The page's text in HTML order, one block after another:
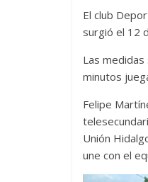
El club
surgió el 12
Las
minutos
Felipe
Unión
une con el